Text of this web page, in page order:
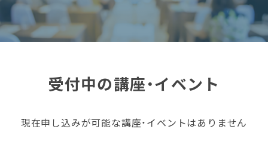
受付中の講座・イベント
現在申し込みが可能な講座・イベントはありません